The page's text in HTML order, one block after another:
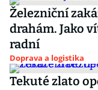
Železniční
drahám. Jako
radní
Doprava a logistika
Tekuté zlato